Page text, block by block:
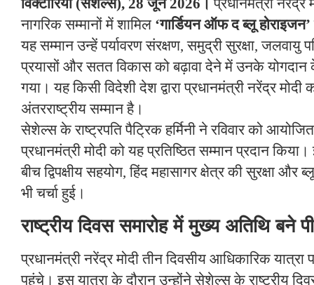
नागरिक सम्मानों में शामिल ‘गार्डियन ऑफ द ब्लू होराइजन’
यह सम्मान उन्हें पर्यावरण संरक्षण, समुद्री सुरक्षा, जलवायु
प्रयासों और सतत विकास को बढ़ावा देने में उनके योगदान
गया। यह किसी विदेशी देश द्वारा प्रधानमंत्री नरेंद्र मोदी
अंतरराष्ट्रीय सम्मान है।
सेशेल्स के राष्ट्रपति पैट्रिक हर्मिनी ने रविवार को
प्रधानमंत्री मोदी को यह प्रतिष्ठित सम्मान प्रदान
बीच द्विपक्षीय सहयोग, हिंद महासागर क्षेत्र की सुरक्षा और
भी चर्चा हुई।
राष्ट्रीय दिवस समारोह में मुख्य अतिथि बने
प्रधानमंत्री नरेंद्र मोदी तीन दिवसीय आधिकारिक
पहुंचे। इस यात्रा के दौरान उन्होंने सेशेल्स के राष्ट्रीय